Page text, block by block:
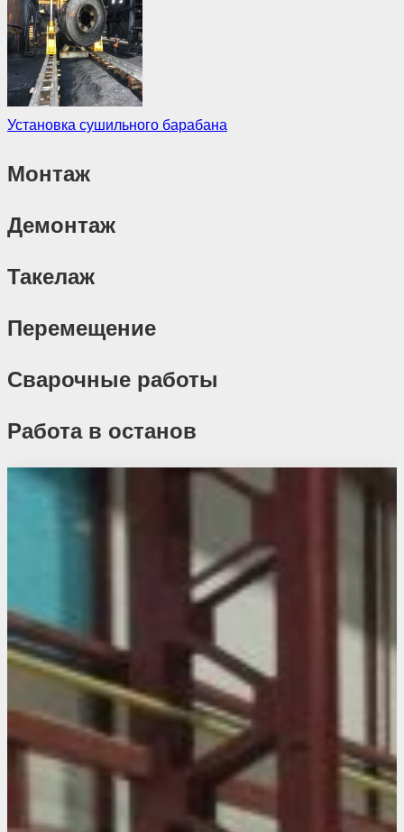
Установка сушильного барабана
Монтаж
Демонтаж
Такелаж
Перемещение
Сварочные работы
Работа в останов
Похожие проекты